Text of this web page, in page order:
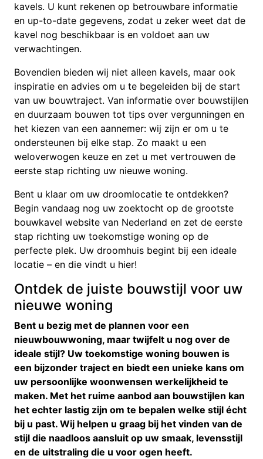
kavels. U kunt rekenen op betrouwbare informatie
en up-to-date gegevens, zodat u zeker weet dat de
kavel nog beschikbaar is en voldoet aan uw
verwachtingen.
Bovendien bieden wij niet alleen kavels, maar ook
inspiratie en advies om u te begeleiden bij de start
van uw bouwtraject. Van informatie over bouwstijlen
en duurzaam bouwen tot tips over vergunningen en
het kiezen van een aannemer: wij zijn er om u te
ondersteunen bij elke stap. Zo maakt u een
weloverwogen keuze en zet u met vertrouwen de
eerste stap richting uw nieuwe woning.
Bent u klaar om uw droomlocatie te ontdekken?
Begin vandaag nog uw zoektocht op de grootste
bouwkavel website van Nederland en zet de eerste
stap richting uw toekomstige woning op de
perfecte plek. Uw droomhuis begint bij een ideale
locatie – en die vindt u hier!
Ontdek de juiste bouwstijl voor uw
nieuwe woning
Bent u bezig met de plannen voor een
nieuwbouwwoning, maar twijfelt u nog over de
ideale stijl? Uw toekomstige woning bouwen is
een bijzonder traject en biedt een unieke kans om
uw persoonlijke woonwensen werkelijkheid te
maken. Met het ruime aanbod aan bouwstijlen kan
het echter lastig zijn om te bepalen welke stijl écht
bij u past. Wij helpen u graag bij het vinden van de
stijl die naadloos aansluit op uw smaak, levensstijl
en de uitstraling die u voor ogen heeft.